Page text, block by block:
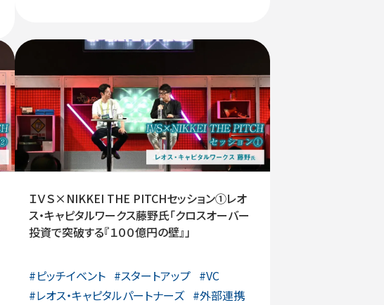
ＩＶＳ×NIKKEI THE PITCHセッション①レオ
ス・キャピタルワークス藤野氏「クロスオーバー
投資で突破する『１００億円の壁』」
#ピッチイベント #スタートアップ #VC
#レオス・キャピタルパートナーズ #外部連携